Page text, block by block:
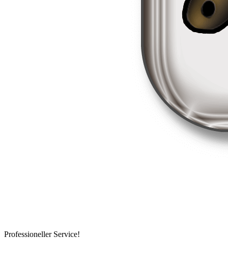
Professioneller Service!